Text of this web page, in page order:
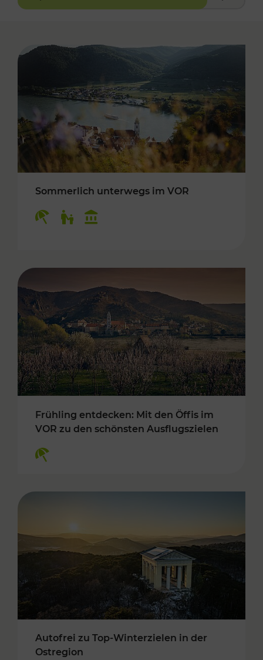
Sommerlich unterwegs im VOR
Frühling entdecken: Mit den Öffis im
VOR zu den schönsten Ausflugszielen
Autofrei zu Top-Winterzielen in der
Ostregion